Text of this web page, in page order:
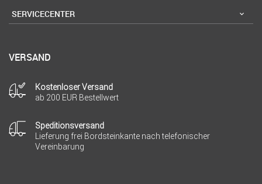
SERVICECENTER
VERSAND
Kostenloser Versand
ab 200 EUR Bestellwert
Speditionsversand
Lieferung frei Bordsteinkante nach telefonischer
Vereinbarung